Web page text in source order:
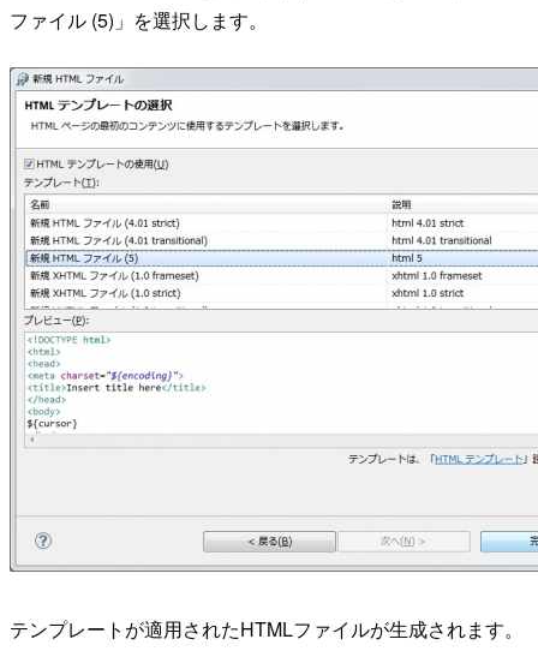
ファイル (5)」を選択します。
テンプレートが適用されたHTMLファイルが生成されます。